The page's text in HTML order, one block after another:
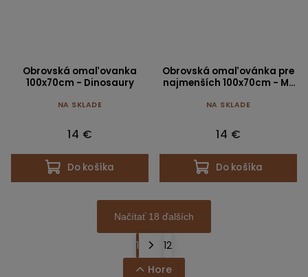
Obrovská omaľovanka
100x70cm - Dinosaury
NA SKLADE
14 €
Do košíka
Obrovská omaľovánka pre
najmenších 100x70cm - My
NA SKLADE
14 €
Do košíka
Načítať 18 ďalších
1
12
Hore